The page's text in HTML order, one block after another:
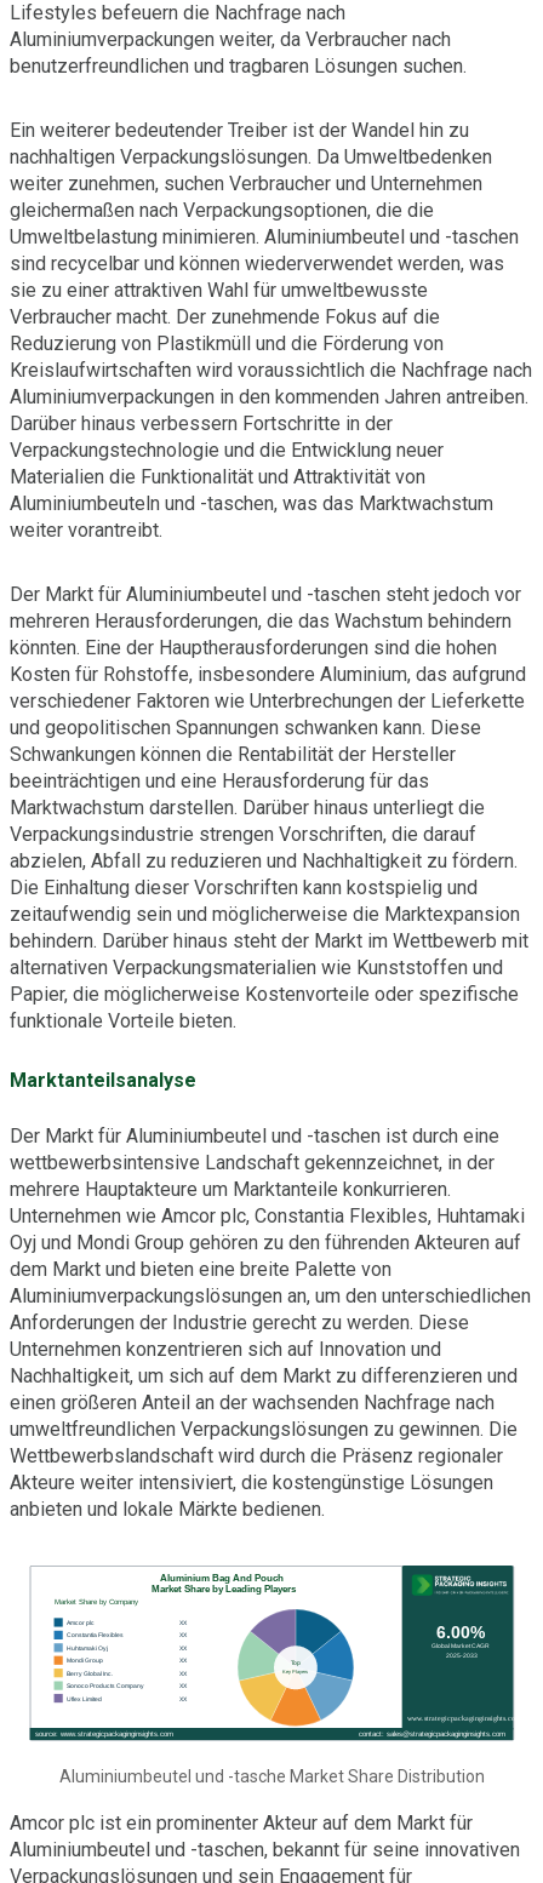
Lifestyles befeuern die Nachfrage nach
Aluminiumverpackungen weiter, da Verbraucher nach
benutzerfreundlichen und tragbaren Lösungen suchen.
Ein weiterer bedeutender Treiber ist der Wandel hin zu
nachhaltigen Verpackungslösungen. Da Umweltbedenken
weiter zunehmen, suchen Verbraucher und Unternehmen
gleichermaßen nach Verpackungsoptionen, die die
Umweltbelastung minimieren. Aluminiumbeutel und -taschen
sind recycelbar und können wiederverwendet werden, was
sie zu einer attraktiven Wahl für umweltbewusste
Verbraucher macht. Der zunehmende Fokus auf die
Reduzierung von Plastikmüll und die Förderung von
Kreislaufwirtschaften wird voraussichtlich die Nachfrage nach
Aluminiumverpackungen in den kommenden Jahren antreiben.
Darüber hinaus verbessern Fortschritte in der
Verpackungstechnologie und die Entwicklung neuer
Materialien die Funktionalität und Attraktivität von
Aluminiumbeuteln und -taschen, was das Marktwachstum
weiter vorantreibt.
Der Markt für Aluminiumbeutel und -taschen steht jedoch vor
mehreren Herausforderungen, die das Wachstum behindern
könnten. Eine der Hauptherausforderungen sind die hohen
Kosten für Rohstoffe, insbesondere Aluminium, das aufgrund
verschiedener Faktoren wie Unterbrechungen der Lieferkette
und geopolitischen Spannungen schwanken kann. Diese
Schwankungen können die Rentabilität der Hersteller
beeinträchtigen und eine Herausforderung für das
Marktwachstum darstellen. Darüber hinaus unterliegt die
Verpackungsindustrie strengen Vorschriften, die darauf
abzielen, Abfall zu reduzieren und Nachhaltigkeit zu fördern.
Die Einhaltung dieser Vorschriften kann kostspielig und
zeitaufwendig sein und möglicherweise die Marktexpansion
behindern. Darüber hinaus steht der Markt im Wettbewerb mit
alternativen Verpackungsmaterialien wie Kunststoffen und
Papier, die möglicherweise Kostenvorteile oder spezifische
funktionale Vorteile bieten.
Marktanteilsanalyse
Der Markt für Aluminiumbeutel und -taschen ist durch eine
wettbewerbsintensive Landschaft gekennzeichnet, in der
mehrere Hauptakteure um Marktanteile konkurrieren.
Unternehmen wie Amcor plc, Constantia Flexibles, Huhtamaki
Oyj und Mondi Group gehören zu den führenden Akteuren auf
dem Markt und bieten eine breite Palette von
Aluminiumverpackungslösungen an, um den unterschiedlichen
Anforderungen der Industrie gerecht zu werden. Diese
Unternehmen konzentrieren sich auf Innovation und
Nachhaltigkeit, um sich auf dem Markt zu differenzieren und
einen größeren Anteil an der wachsenden Nachfrage nach
umweltfreundlichen Verpackungslösungen zu gewinnen. Die
Wettbewerbslandschaft wird durch die Präsenz regionaler
Akteure weiter intensiviert, die kostengünstige Lösungen
anbieten und lokale Märkte bedienen.
Aluminiumbeutel und -tasche Market Share Distribution
Amcor plc ist ein prominenter Akteur auf dem Markt für
Aluminiumbeutel und -taschen, bekannt für seine innovativen
Verpackungslösungen und sein Engagement für